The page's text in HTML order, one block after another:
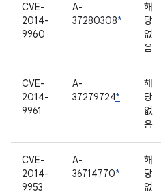
CVE-
2014-
9960
A-
37280308*
해
당
없
음
CVE-
2014-
9961
A-
37279724*
해
당
없
음
CVE-
2014-
9953
A-
36714770*
해
당
없